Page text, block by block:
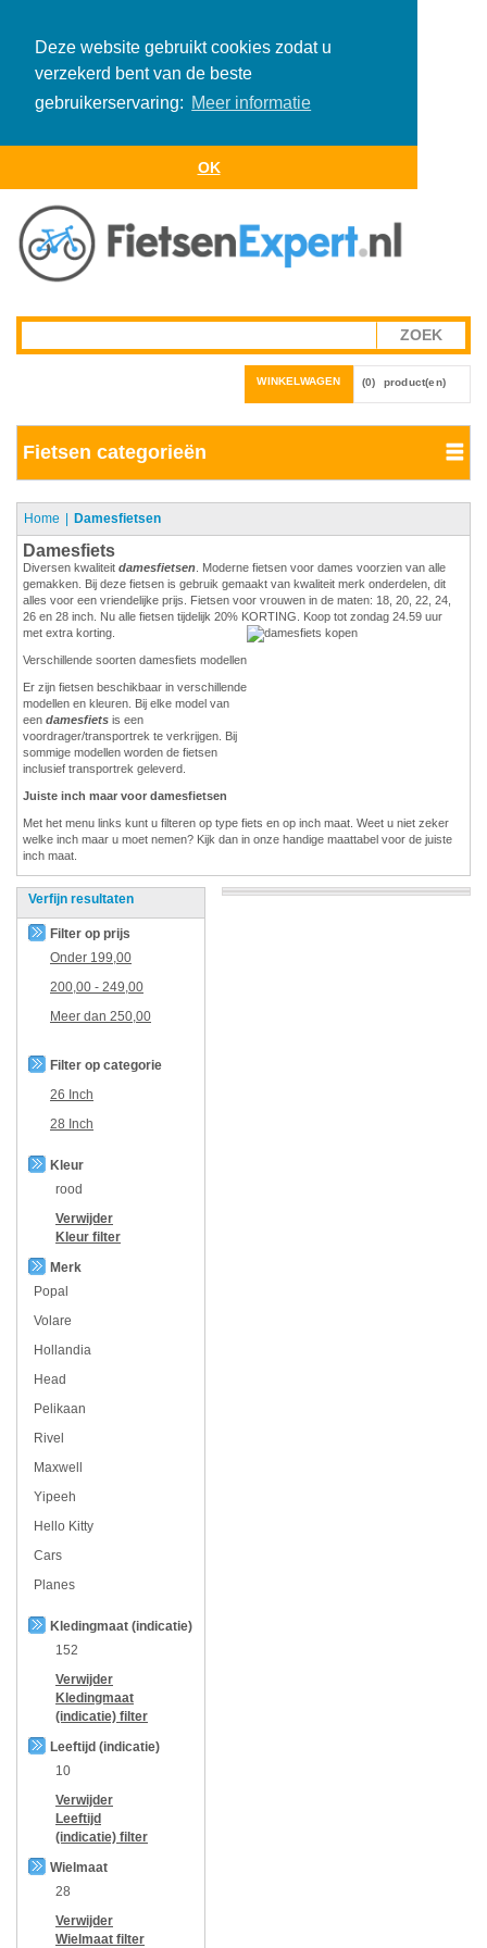
Deze website gebruikt cookies zodat u
verzekerd bent van de beste
gebruikerservaring: Meer informatie
OK
WINKELWAGEN (0) product(en)
Fietsen categorieën
Home Damesfietsen
Damesfiets
Diversen kwaliteit damesfietsen . Moderne fietsen voor dames voorzien van alle
gemakken. Bij deze fietsen is gebruik gemaakt van kwaliteit merk onderdelen, dit
alles voor een vriendelijke prijs. Fietsen voor vrouwen in de maten: 18, 20, 22, 24,
26 en 28 inch. Nu alle fietsen tijdelijk 20% KORTING. Koop tot zondag 24.59 uur
met extra korting.
Verschillende soorten damesfiets modellen
Er zijn fietsen beschikbaar in verschillende
modellen en kleuren. Bij elke model van
een damesfiets is een
voordrager/transportrek te verkrijgen. Bij
sommige modellen worden de fietsen
inclusief transportrek geleverd.
Juiste inch maar voor damesfietsen
Met het menu links kunt u filteren op type fiets en op inch maat. Weet u niet zeker
welke inch maar u moet nemen? Kijk dan in onze handige maattabel voor de juiste
inch maat.
Verfijn resultaten
Filter op prijs
Onder 199,00
200,00 - 249,00
Meer dan 250,00
Filter op categorie
26 Inch
28 Inch
Kleur
rood
Verwijder
Kleur filter
Merk
Popal
Volare
Hollandia
Head
Pelikaan
Rivel
Maxwell
Yipeeh
Hello Kitty
Cars
Planes
Kledingmaat (indicatie)
152
Verwijder
Kledingmaat
(indicatie) filter
Leeftijd (indicatie)
10
Verwijder
Leeftijd
(indicatie) filter
Wielmaat
28
Verwijder
Wielmaat filter